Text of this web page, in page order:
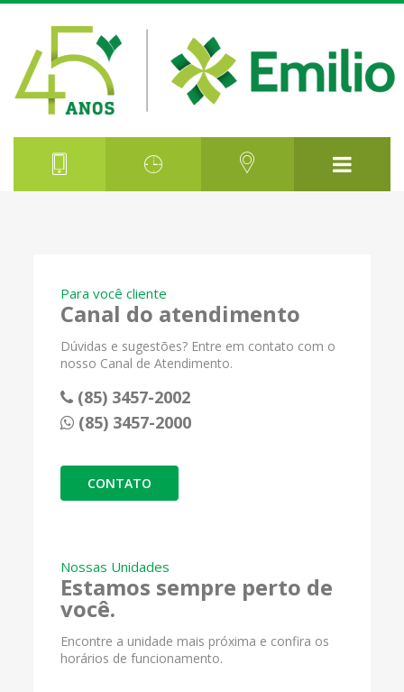
Para você cliente
Canal do atendimento
Dúvidas e sugestões? Entre em contato com o
nosso Canal de Atendimento.
(85) 3457-2002
(85) 3457-2000
CONTATO
Nossas Unidades
Estamos sempre perto de
você.
Encontre a unidade mais próxima e confira os
horários de funcionamento.